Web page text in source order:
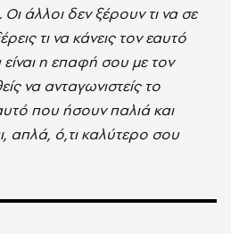
Οι άλλοι δεν ξέρουν τι να σε
τι να κάνεις τον εαυτό
η επαφή σου με τον
να ανταγωνιστείς το
που ήσουν παλιά και
απλά, ό,τι καλύτερο σου